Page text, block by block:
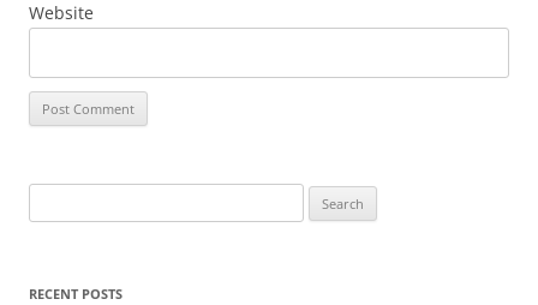
Website
for:
RECENT POSTS